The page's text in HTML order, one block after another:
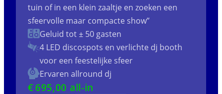
tuin of in een klein zaaltje en zoeken een
sfeervolle maar compacte show”
Geluid tot ± 50 gasten
4 LED discospots en verlichte dj booth
voor een feestelijke sfeer
Ervaren allround dj
€ 695,00 all-in